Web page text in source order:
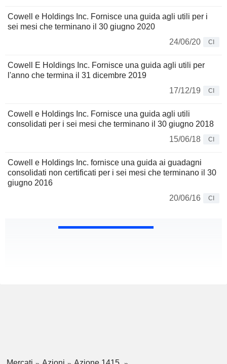
Cowell e Holdings Inc. Fornisce una guida agli utili per i
sei mesi che terminano il 30 giugno 2020
24/06/20
CI
Cowell E Holdings Inc. Fornisce una guida agli utili per
l'anno che termina il 31 dicembre 2019
17/12/19
CI
Cowell e Holdings Inc. Fornisce una guida agli utili
consolidati per i sei mesi che terminano il 30 giugno 2018
15/06/18
CI
Cowell e Holdings Inc. fornisce una guida ai guadagni
consolidati non certificati per i sei mesi che terminano il 30
giugno 2016
20/06/16
CI